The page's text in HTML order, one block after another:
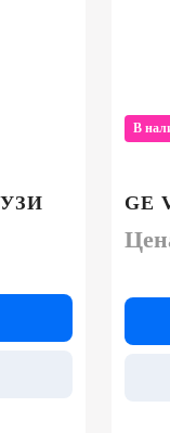
УЗИ
В
GE